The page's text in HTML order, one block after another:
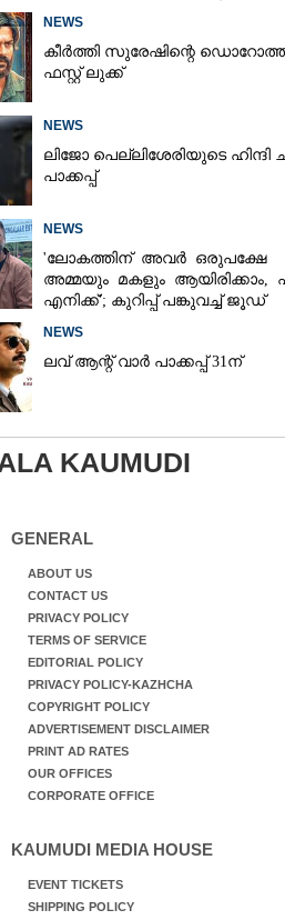
NEWS
കീർത്തി സുരേഷിന്റെ
ഫസ്റ്റ് ലുക്ക്
NEWS
ലിജോ പെല്ലിശേരിയുടെ ഹിന്ദി
പാക്കപ്പ്
NEWS
'ലോകത്തിന് അവർ ഒരുപക്ഷേ
അമ്മയും മകളും ആയിരിക്കാം,
എനിക്ക്'; കുറിപ്പ് പങ്കുവച്ച് ജൂഡ്
NEWS
ലവ് ആന്റ് വാർ പാക്കപ്പ് 31ന്
KAUMUDI
GENERAL
ABOUT US
CONTACT US
PRIVACY POLICY
TERMS OF SERVICE
EDITORIAL POLICY
PRIVACY POLICY-KAZHCHA
COPYRIGHT POLICY
ADVERTISEMENT DISCLAIMER
PRINT AD RATES
OUR OFFICES
CORPORATE OFFICE
KAUMUDI MEDIA HOUSE
EVENT TICKETS
SHIPPING POLICY